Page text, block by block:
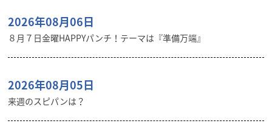
2026年08月06日
８月７日金曜HAPPYパンチ！テーマは『準備万端』
2026年08月05日
来週のスピパンは？